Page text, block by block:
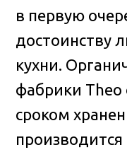
в первую
достоинству
кухни.
фабрики Theo
сроком
производится